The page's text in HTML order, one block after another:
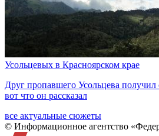
Усольцевых в Красноярском крае
Друг пропавшего Усольцева получил
вот что он рассказал
все актуальные сюжеты
© Информационное агентство